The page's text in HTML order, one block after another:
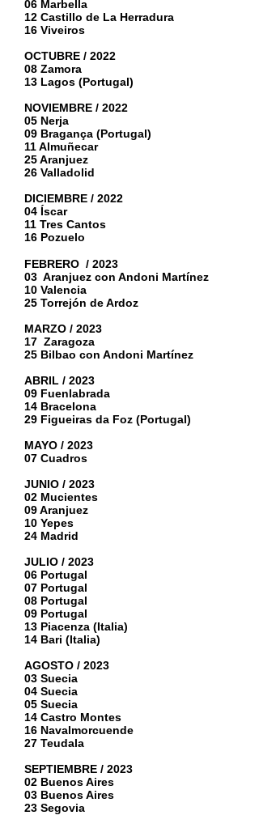
06 Marbella
12 Castillo de La Herradura
16 Viveiros
OCTUBRE / 2022
08 Zamora
13 Lagos (Portugal)
NOVIEMBRE / 2022
05 Nerja
09 Bragança (Portugal)
11 Almuñecar
25 Aranjuez
26 Valladolid
DICIEMBRE / 2022
04 Íscar
11 Tres Cantos
16 Pozuelo
FEBRERO / 2023
03 Aranjuez con Andoni Martínez
10 Valencia
25 Torrejón de Ardoz
MARZO / 2023
17 Zaragoza
25 Bilbao con Andoni Martínez
ABRIL / 2023
09 Fuenlabrada
14 Bracelona
29 Figueiras da Foz (Portugal)
MAYO / 2023
07 Cuadros
JUNIO / 2023
02 Mucientes
09 Aranjuez
10 Yepes
24 Madrid
JULIO / 2023
06 Portugal
07 Portugal
08 Portugal
09 Portugal
13 Piacenza (Italia)
14 Bari (Italia)
AGOSTO / 2023
03 Suecia
04 Suecia
05 Suecia
14 Castro Montes
16 Navalmorcuende
27 Teudala
SEPTIEMBRE / 2023
02 Buenos Aires
03 Buenos Aires
23 Segovia